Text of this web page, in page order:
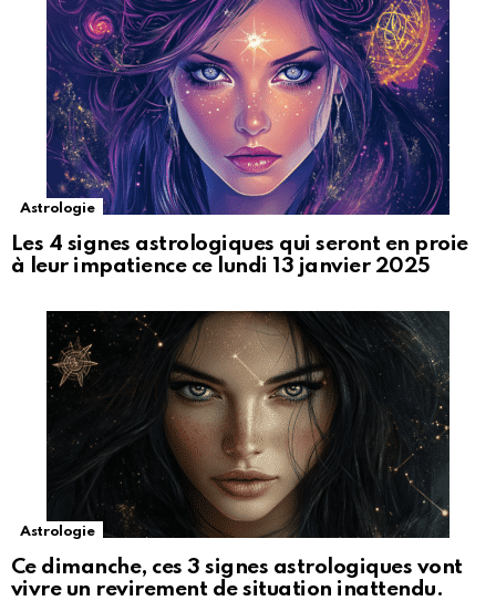
Astrologie
Les 4 signes astrologiques qui seront en proie
à leur impatience ce lundi 13 janvier 2025
Astrologie
Ce dimanche, ces 3 signes astrologiques vont
vivre un revirement de situation inattendu.